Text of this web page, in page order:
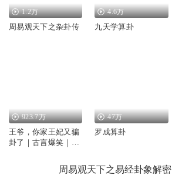
1.2万
周易观天下之杂卦传
4.6万
九天学算卦
923.7万
王爷，你家王妃又骗
卦了｜古言爆笑｜占
｜风水女卦师｜穿越
47万
罗成算卦
周易观天下之易经卦象解密